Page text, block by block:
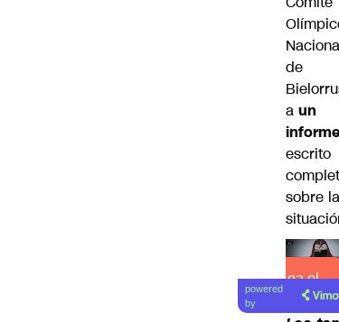
de
a un
escrito
sobre la
Lea el
artículo
powered
by